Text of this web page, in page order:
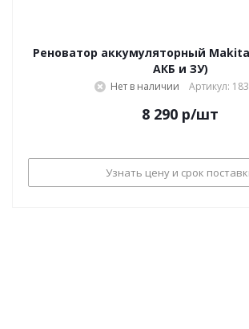
Реноватор аккумуляторный Makita
АКБ и ЗУ)
Нет в наличии Артикул:
8 290 р/шт
Узнать цену и срок